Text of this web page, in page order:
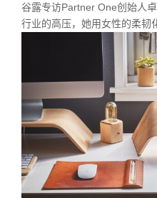
谷露专访Partner One创始人
行业的高压，她用女性的柔韧